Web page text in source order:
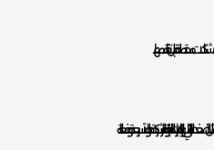
عن مشكلات محتملة قبل تفاقمها.
والكاميرات الداخلية، توفر الشركة حلولاً سريعة وفعالة.